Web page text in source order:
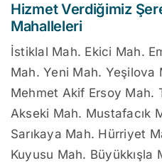
Hizmet Verdiğimiz
Mahalleleri
İstiklal Mah. Ekici Mah.
Mah. Yeni Mah. Yeşilova
Mehmet Akif Ersoy Mah.
Akseki Mah. Mustafacık
Sarıkaya Mah. Hürriyet
Kuyusu Mah. Büyükkışla